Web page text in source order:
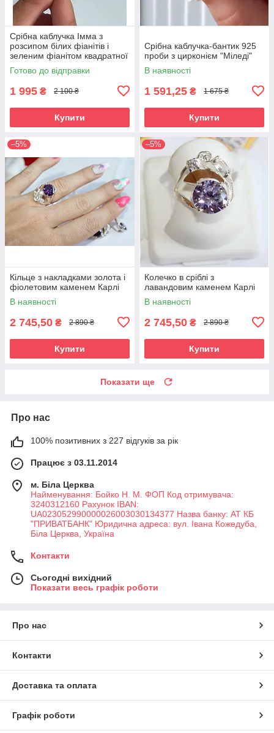
Срібна каблучка Імма з
розсипом білих фіанітів і
зеленим фіанітом квадратної
форми
Готово до відправки
1 995 ₴ 2 100 ₴
Купити
Срібна каблучка-бантик 925
проби з цирконієм "Міледі"
В наявності
1 591,25 ₴ 1 675 ₴
Купити
–5%
Кільце з накладками золота і
фіолетовим каменем Карлі
В наявності
2 745,50 ₴ 2 890 ₴
Купити
–5%
Колечко в сріблі з
лавандовим каменем Карлі
В наявності
2 745,50 ₴ 2 890 ₴
Купити
Показати ще
Про нас
100% позитивних з 227 відгуків за рік
Працює з 03.11.2014
м. Біла Церква
Найменування: Бойко Н. М. ФОП Код отримувача:
3240312160 Рахунок IBAN:
UA023052990000026003030134377 Назва банку: АТ КБ
"ПРИВАТБАНК" Юридична адреса: вул. Івана Кожедуба,
Біла Церква, Україна
Контакти
Сьогодні вихідний
Показати весь графік роботи
Про нас
Контакти
Доставка та оплата
Графік роботи